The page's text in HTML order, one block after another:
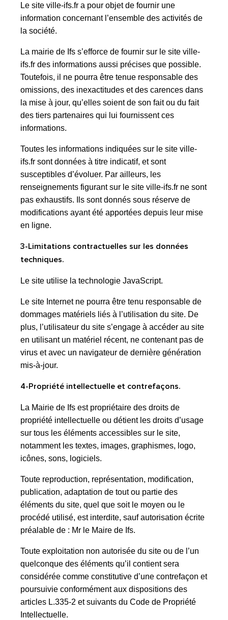
Le site ville-ifs.fr a pour objet de fournir une
information concernant l’ensemble des activités de
la société.
La mairie de Ifs s’efforce de fournir sur le site ville-
ifs.fr des informations aussi précises que possible.
Toutefois, il ne pourra être tenue responsable des
omissions, des inexactitudes et des carences dans
la mise à jour, qu’elles soient de son fait ou du fait
des tiers partenaires qui lui fournissent ces
informations.
Toutes les informations indiquées sur le site ville-
ifs.fr sont données à titre indicatif, et sont
susceptibles d’évoluer. Par ailleurs, les
renseignements figurant sur le site ville-ifs.fr ne sont
pas exhaustifs. Ils sont donnés sous réserve de
modifications ayant été apportées depuis leur mise
en ligne.
3-Limitations contractuelles sur les données
techniques.
Le site utilise la technologie JavaScript.
Le site Internet ne pourra être tenu responsable de
dommages matériels liés à l’utilisation du site. De
plus, l’utilisateur du site s’engage à accéder au site
en utilisant un matériel récent, ne contenant pas de
virus et avec un navigateur de dernière génération
mis-à-jour.
4-Propriété intellectuelle et contrefaçons.
La Mairie de Ifs est propriétaire des droits de
propriété intellectuelle ou détient les droits d’usage
sur tous les éléments accessibles sur le site,
notamment les textes, images, graphismes, logo,
icônes, sons, logiciels.
Toute reproduction, représentation, modification,
publication, adaptation de tout ou partie des
éléments du site, quel que soit le moyen ou le
procédé utilisé, est interdite, sauf autorisation écrite
préalable de : Mr le Maire de Ifs.
Toute exploitation non autorisée du site ou de l’un
quelconque des éléments qu’il contient sera
considérée comme constitutive d’une contrefaçon et
poursuivie conformément aux dispositions des
articles L.335-2 et suivants du Code de Propriété
Intellectuelle.